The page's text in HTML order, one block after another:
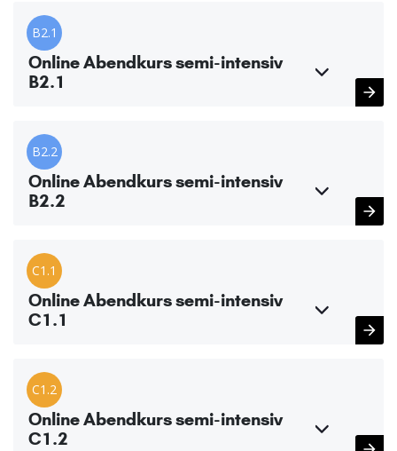
B2.1
Online Abendkurs semi-intensiv
B2.1
B2.2
Online Abendkurs semi-intensiv
B2.2
C1.1
Online Abendkurs semi-intensiv
C1.1
C1.2
Online Abendkurs semi-intensiv
C1.2